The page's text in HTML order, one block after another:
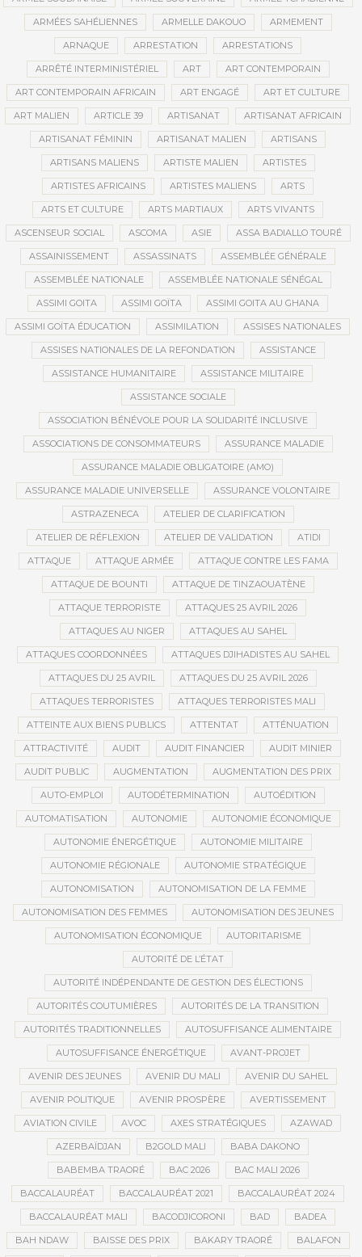
ARMÉES SAHÉLIENNES ARMELLE DAKOUO ARMEMENT
ARNAQUE ARRESTATION ARRESTATIONS
ARRÊTÉ INTERMINISTÉRIEL ART ART CONTEMPORAIN
ART CONTEMPORAIN AFRICAIN ART ENGAGÉ ART ET CULTURE
ART MALIEN ARTICLE 39 ARTISANAT ARTISANAT AFRICAIN
ARTISANAT FÉMININ ARTISANAT MALIEN ARTISANS
ARTISANS MALIENS ARTISTE MALIEN ARTISTES
ARTISTES AFRICAINS ARTISTES MALIENS ARTS
ARTS ET CULTURE ARTS MARTIAUX ARTS VIVANTS
ASCENSEUR SOCIAL ASCOMA ASIE ASSA BADIALLO TOURÉ
ASSAINISSEMENT ASSASSINATS ASSEMBLÉE GÉNÉRALE
ASSEMBLÉE NATIONALE ASSEMBLÉE NATIONALE SÉNÉGAL
ASSIMI GOITA ASSIMI GOÏTA ASSIMI GOITA AU GHANA
ASSIMI GOÏTA ÉDUCATION ASSIMILATION ASSISES NATIONALES
ASSISES NATIONALES DE LA REFONDATION ASSISTANCE
ASSISTANCE HUMANITAIRE ASSISTANCE MILITAIRE
ASSISTANCE SOCIALE
ASSOCIATION BÉNÉVOLE POUR LA SOLIDARITÉ INCLUSIVE
ASSOCIATIONS DE CONSOMMATEURS ASSURANCE MALADIE
ASSURANCE MALADIE OBLIGATOIRE (AMO)
ASSURANCE MALADIE UNIVERSELLE ASSURANCE VOLONTAIRE
ASTRAZENECA ATELIER DE CLARIFICATION
ATELIER DE RÉFLEXION ATELIER DE VALIDATION ATIDI
ATTAQUE ATTAQUE ARMÉE ATTAQUE CONTRE LES FAMA
ATTAQUE DE BOUNTI ATTAQUE DE TINZAOUATÈNE
ATTAQUE TERRORISTE ATTAQUES 25 AVRIL 2026
ATTAQUES AU NIGER ATTAQUES AU SAHEL
ATTAQUES COORDONNÉES ATTAQUES DJIHADISTES AU SAHEL
ATTAQUES DU 25 AVRIL ATTAQUES DU 25 AVRIL 2026
ATTAQUES TERRORISTES ATTAQUES TERRORISTES MALI
ATTEINTE AUX BIENS PUBLICS ATTENTAT ATTÉNUATION
ATTRACTIVITÉ AUDIT AUDIT FINANCIER AUDIT MINIER
AUDIT PUBLIC AUGMENTATION AUGMENTATION DES PRIX
AUTO-EMPLOI AUTODÉTERMINATION AUTOÉDITION
AUTOMATISATION AUTONOMIE AUTONOMIE ÉCONOMIQUE
AUTONOMIE ÉNERGÉTIQUE AUTONOMIE MILITAIRE
AUTONOMIE RÉGIONALE AUTONOMIE STRATÉGIQUE
AUTONOMISATION AUTONOMISATION DE LA FEMME
AUTONOMISATION DES FEMMES AUTONOMISATION DES JEUNES
AUTONOMISATION ÉCONOMIQUE AUTORITARISME
AUTORITÉ DE L’ÉTAT
AUTORITÉ INDÉPENDANTE DE GESTION DES ÉLECTIONS
AUTORITÉS COUTUMIÈRES AUTORITÉS DE LA TRANSITION
AUTORITÉS TRADITIONNELLES AUTOSUFFISANCE ALIMENTAIRE
AUTOSUFFISANCE ÉNERGÉTIQUE AVANT-PROJET
AVENIR DES JEUNES AVENIR DU MALI AVENIR DU SAHEL
AVENIR POLITIQUE AVENIR PROSPÈRE AVERTISSEMENT
AVIATION CIVILE AVOC AXES STRATÉGIQUES AZAWAD
AZERBAÏDJAN B2GOLD MALI BABA DAKONO
BABEMBA TRAORÉ BAC 2026 BAC MALI 2026
BACCALAURÉAT BACCALAURÉAT 2021 BACCALAURÉAT 2024
BACCALAURÉAT MALI BACODJICORONI BAD BADEA
BAH NDAW BAISSE DES PRIX BAKARY TRAORÉ BALAFON